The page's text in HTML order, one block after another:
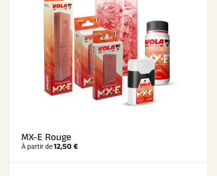
MX-E Rouge
À partir de12,50 €